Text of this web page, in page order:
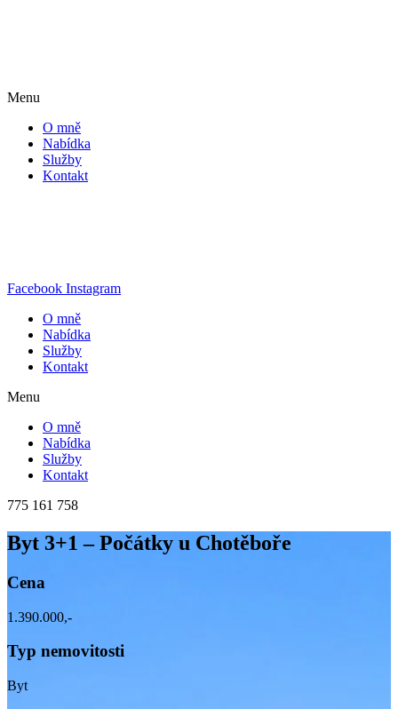
Menu
O mně
Nabídka
Služby
Kontakt
Facebook Instagram
O mně
Nabídka
Služby
Kontakt
Menu
O mně
Nabídka
Služby
Kontakt
775 161 758
Byt 3+1 – Počátky u Chotěboře
Cena
1.390.000,-
Typ nemovitosti
Byt